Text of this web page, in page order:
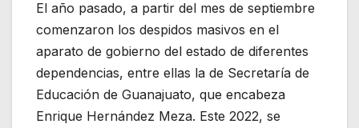
El año pasado, a partir del mes de septiembre
comenzaron los despidos masivos en el
aparato de gobierno del estado de diferentes
dependencias, entre ellas la de Secretaría de
Educación de Guanajuato, que encabeza
Enrique Hernández Meza. Este 2022, se